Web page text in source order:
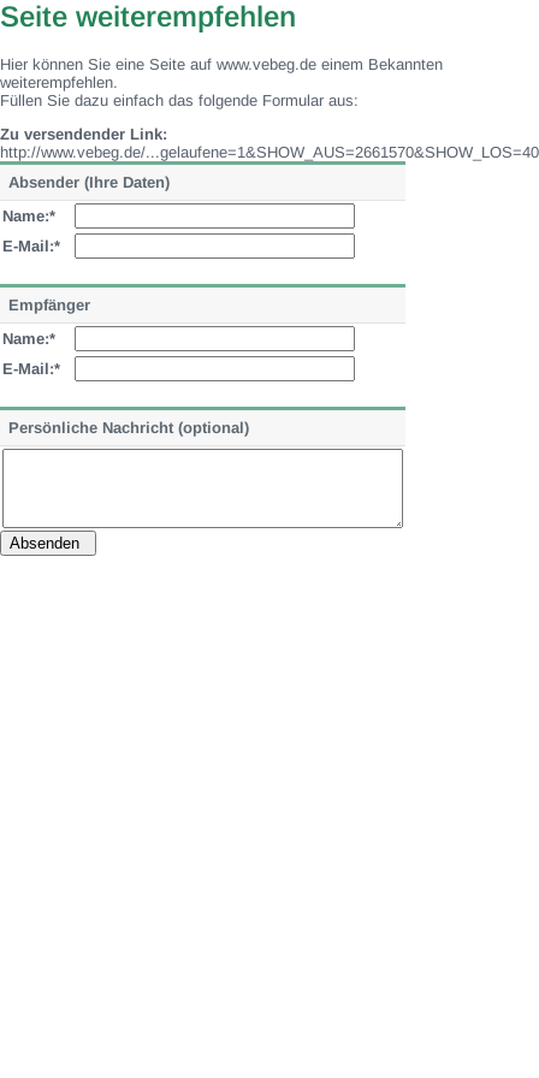
Seite weiterempfehlen
Hier können Sie eine Seite auf www.vebeg.de einem Bekannten
weiterempfehlen.
Füllen Sie dazu einfach das folgende Formular aus:
Zu versendender Link:
http://www.vebeg.de/...gelaufene=1&SHOW_AUS=2661570&SHOW_LOS=40
Absender (Ihre Daten)
Name:*
E-Mail:*
Empfänger
Name:*
E-Mail:*
Persönliche Nachricht (optional)